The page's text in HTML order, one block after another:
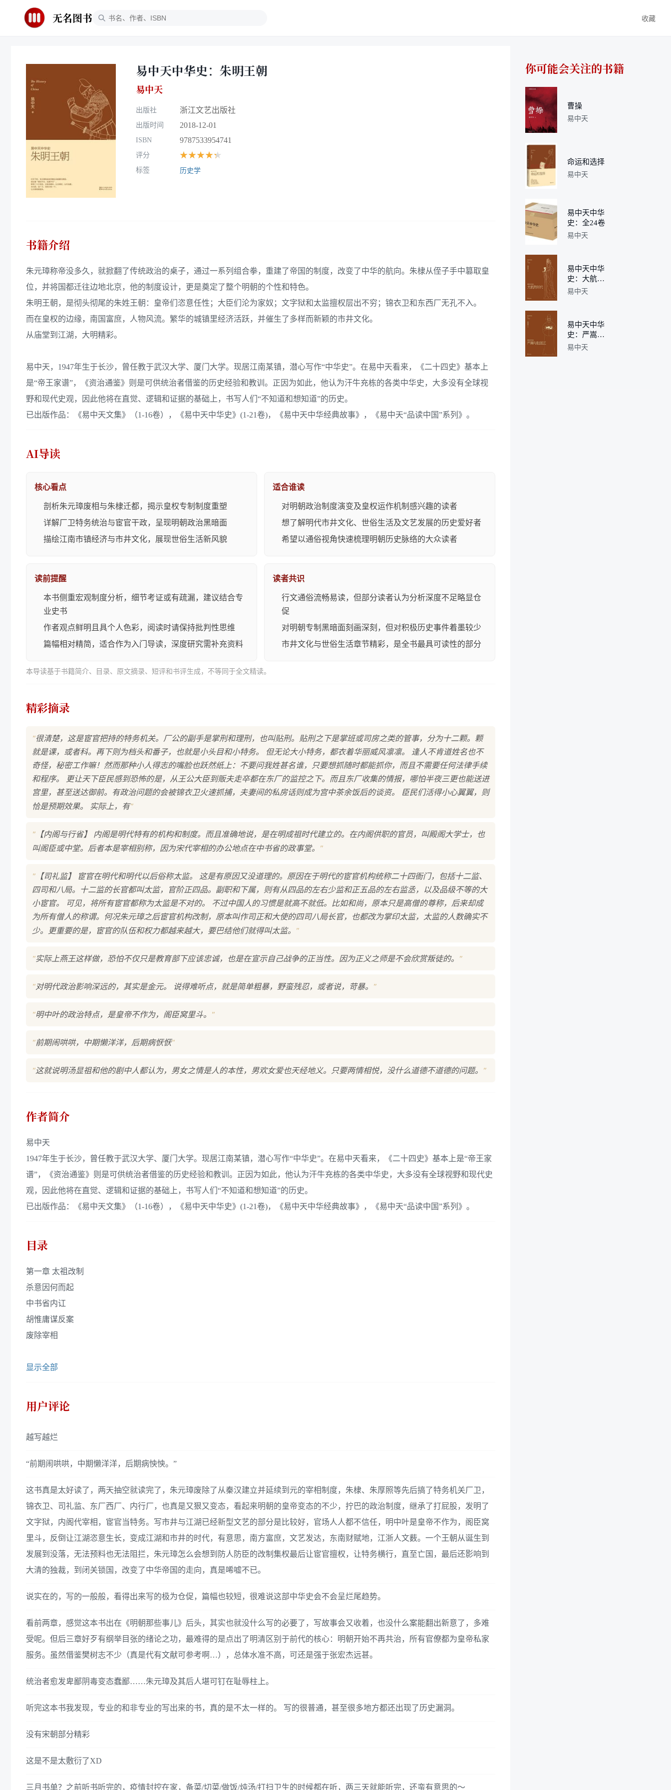
无名图书 收藏
易中天中华史：朱明王朝
易中天
出版社 浙江文艺出版社
出版时间 2018-12-01
ISBN 9787533954741
评分 ★★★★★
标签 历史学
书籍介绍
朱元璋称帝没多久，就掀翻了传统政治的桌子，通过一系列组合拳，重建了帝国的制度，改变了中华的航向。朱棣从侄子手中篡取皇
位，并将国都迁往边地北京，他的制度设计，更是奠定了整个明朝的个性和特色。
朱明王朝，是彻头彻尾的朱姓王朝：皇帝们恣意任性；大臣们沦为家奴；文字狱和太监擅权层出不穷；锦衣卫和东西厂无孔不入。
而在皇权的边缘，南国富庶，人物风流。繁华的城镇里经济活跃，并催生了多样而新颖的市井文化。
从庙堂到江湖，大明精彩。
易中天，1947年生于长沙，曾任教于武汉大学、厦门大学。现居江南某镇，潜心写作“中华史”。在易中天看来，《二十四史》基本上
是“帝王家谱”，《资治通鉴》则是可供统治者借鉴的历史经验和教训。正因为如此，他认为汗牛充栋的各类中华史，大多没有全球视
野和现代史观，因此他将在直觉、逻辑和证据的基础上，书写人们“不知道和想知道”的历史。
已出版作品：《易中天文集》（1-16卷），《易中天中华史》(1-21卷)，《易中天中华经典故事》，《易中天“品读中国”系列》。
AI导读
核心看点
剖析朱元璋废相与朱棣迁都，揭示皇权专制制度重塑
详解厂卫特务统治与宦官干政，呈现明朝政治黑暗面
描绘江南市镇经济与市井文化，展现世俗生活新风貌
适合谁读
对明朝政治制度演变及皇权运作机制感兴趣的读者
想了解明代市井文化、世俗生活及文艺发展的历史爱好者
希望以通俗视角快速梳理明朝历史脉络的大众读者
读前提醒
本书侧重宏观制度分析，细节考证或有疏漏，建议结合专
业史书
作者观点鲜明且具个人色彩，阅读时请保持批判性思维
篇幅相对精简，适合作为入门导读，深度研究需补充资料
读者共识
行文通俗流畅易读，但部分读者认为分析深度不足略显仓
促
对明朝专制黑暗面刻画深刻，但对积极历史事件着墨较少
市井文化与世俗生活章节精彩，是全书最具可读性的部分
本导读基于书籍简介、目录、原文摘录、短评和书评生成，不等同于全文精读。
精彩摘录
"很清楚，这是宦官把持的特务机关。厂公的副手是掌刑和理刑，也叫贴刑。贴刑之下是掌班或司房之类的管事，分为十二颗。颗
就是课，或者科。再下则为档头和番子，也就是小头目和小特务。 但无论大小特务，都衣着华丽威风凛凛。 逢人不肯道姓名也不
奇怪，秘密工作嘛！然而那种小人得志的嘴脸也跃然纸上：不要问我姓甚名谁，只要想抓随时都能抓你，而且不需要任何法律手续
和程序。 更让天下臣民感到恐怖的是，从王公大臣到贩夫走卒都在东厂的监控之下。而且东厂收集的情报，哪怕半夜三更也能送进
宫里，甚至送达御前。有政治问题的会被锦衣卫火速抓捕，夫妻间的私房话则成为宫中茶余饭后的谈资。 臣民们活得小心翼翼，则
恰是预期效果。 实际上，有"
" 【内阁与行省】 内阁是明代特有的机构和制度。而且准确地说，是在明成祖时代建立的。在内阁供职的官员，叫殿阁大学士，也
叫阁臣或中堂。后者本是宰相别称，因为宋代宰相的办公地点在中书省的政事堂。
"
" 【司礼监】 宦官在明代和明代以后俗称太监。 这是有原因又没道理的。原因在于明代的宦官机构统称二十四衙门，包括十二监、
四司和八局。十二监的长官都叫太监，官阶正四品。副职和下属，则有从四品的左右少监和正五品的左右监丞，以及品级不等的大
小宦官。 可见，将所有宦官都称为太监是不对的。 不过中国人的习惯是就高不就低。比如和尚，原本只是高僧的尊称，后来却成
为所有僧人的称谓。何况朱元璋之后宦官机构改制，原本叫作司正和大使的四司八局长官，也都改为掌印太监，太监的人数确实不
少。更重要的是，宦官的队伍和权力都越来越大，要巴结他们就得叫太监。
"
"实际上燕王这样做，恐怕不仅只是教育部下应该忠诚，也是在宣示自己战争的正当性。因为正义之师是不会欣赏叛徒的。 "
"对明代政治影响深远的，其实是金元。 说得难听点，就是简单粗暴，野蛮残忍，或者说，苛暴。 "
"明中叶的政治特点，是皇帝不作为，阁臣窝里斗。 "
"前期闹哄哄，中期懒洋洋，后期病恹恹"
"这就说明汤显祖和他的剧中人都认为，男女之情是人的本性，男欢女爱也天经地义。只要两情相悦，没什么道德不道德的问题。 "
作者简介
易中天
1947年生于长沙，曾任教于武汉大学、厦门大学。现居江南某镇，潜心写作“中华史”。在易中天看来，《二十四史》基本上是“帝王家
谱”，《资治通鉴》则是可供统治者借鉴的历史经验和教训。正因为如此，他认为汗牛充栋的各类中华史，大多没有全球视野和现代史
观，因此他将在直觉、逻辑和证据的基础上，书写人们“不知道和想知道”的历史。
已出版作品：《易中天文集》（1-16卷），《易中天中华史》(1-21卷)，《易中天中华经典故事》，《易中天“品读中国”系列》。
目录
第一章 太祖改制
杀意因何而起
中书省内讧
胡惟庸谋反案
废除宰相
显示全部
用户评论
越写越烂
“前期闹哄哄，中期懒洋洋，后期病怏怏。”
这书真是太好读了，两天抽空就读完了，朱元璋废除了从秦汉建立并延续到元的宰相制度，朱棣、朱厚照等先后搞了特务机关厂卫，
锦衣卫、司礼监、东厂西厂、内行厂，也真是又狠又变态，看起来明朝的皇帝变态的不少，拧巴的政治制度，继承了打屁股，发明了
文字狱，内阁代宰相，宦官当特务。写市井与江湖已经新型文艺的部分是比较好，官场人人都不信任，明中叶是皇帝不作为，阁臣窝
里斗，反倒让江湖恣意生长，变成江湖和市井的时代，有意思，南方富庶，文艺发达，东南财赋地，江浙人文薮。一个王朝从诞生到
发展到没落，无法预料也无法阻拦，朱元璋怎么会想到防人防臣的改制集权最后让宦官擅权，让特务横行，直至亡国，最后还影响到
大清的独裁，到闭关锁国，改变了中华帝国的走向，真是唏嘘不已。
说实在的，写的一般般，看得出来写的极为仓促，篇幅也较短，很难说这部中华史会不会呈烂尾趋势。
看前两章，感觉这本书出在《明朝那些事儿》后头，其实也就没什么写的必要了，写故事会又收着，也没什么案能翻出新意了，多难
受呢。但后三章好歹有纲举目张的绪论之功，最难得的是点出了明清区别于前代的核心：明朝开始不再共治，所有官僚都为皇帝私家
服务。虽然借鉴樊树志不少（真是代有文献可参考啊…），总体水准不高，可还是强于张宏杰远甚。
统治者愈发卑鄙阴毒变态蠢鄙……朱元璋及其后人堪可钉在耻辱柱上。
听完这本书我发现，专业的和非专业的写出来的书，真的是不太一样的。 写的很普通，甚至很多地方都还出现了历史漏洞。
没有宋朝部分精彩
这是不是太敷衍了XD
三月书单？之前听书听完的，疫情封控在家，备菜/切菜/做饭/炖汤/打扫卫生的时候都在听，两三天就能听完，还蛮有意思的～
你可能会关注的书籍
曹操
易中天
命运和选择
易中天
易中天中华
史：全24卷
易中天
易中天中华
史：大航海
时代
易中天
易中天中华
史：严嵩与
张居正
易中天